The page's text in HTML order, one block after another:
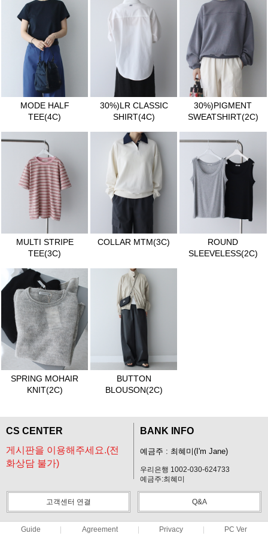
MODE HALF
TEE(4C)
30%)LR CLASSIC
SHIRT(4C)
30%)PIGMENT
SWEATSHIRT(2C)
MULTI STRIPE
TEE(3C)
COLLAR MTM(3C)
ROUND
SLEEVELESS(2C)
SPRING MOHAIR
KNIT(2C)
BUTTON
BLOUSON(2C)
CS CENTER
게시판을 이용해주세요.(전
화상담 불가)
BANK INFO
예금주 : 최혜미(I'm Jane)
우리은행 1002-030-624733
예금주:최혜미
고객센터 연결 Q&A
Guide Agreement Privacy PC Ver